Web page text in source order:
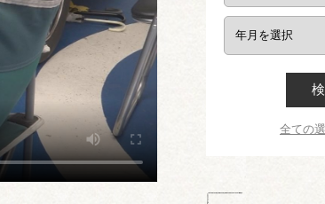
全ての